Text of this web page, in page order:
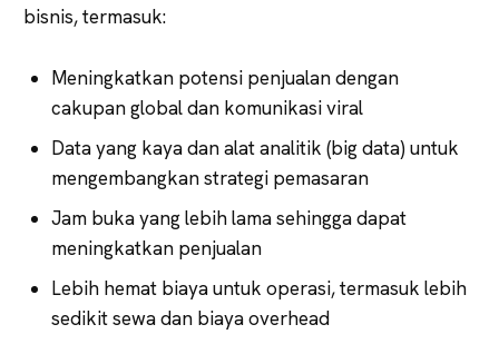
bisnis, termasuk:
Meningkatkan potensi penjualan dengan
cakupan global dan komunikasi viral
Data yang kaya dan alat analitik (big data) untuk
mengembangkan strategi pemasaran
Jam buka yang lebih lama sehingga dapat
meningkatkan penjualan
Lebih hemat biaya untuk operasi, termasuk lebih
sedikit sewa dan biaya overhead